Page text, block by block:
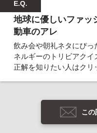
E.Q.
地球に優しいファッ
動車のアレ
飲み会や朝礼ネタにぴ
ネルギーのトリビアクイ
正解を知りたい人はクリ
この